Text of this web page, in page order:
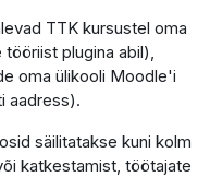
TTK kursustel oma
plugina abil),
oma ülikooli Moodle'i
aadress).
säilitatakse kuni kolm
katkestamist, töötajate